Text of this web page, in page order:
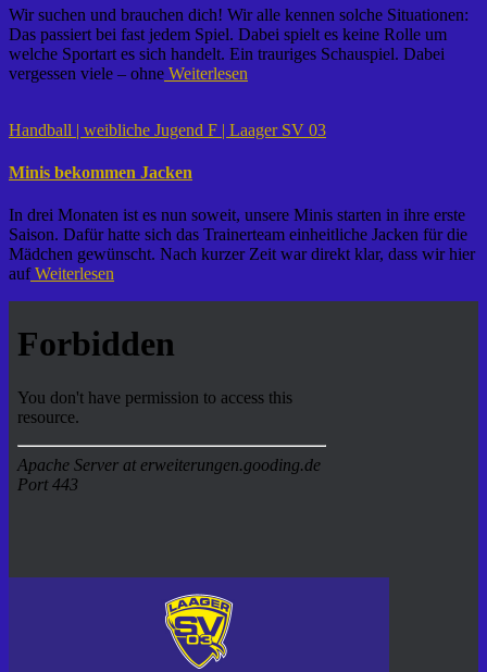
Wir suchen und brauchen dich! Wir alle kennen solche Situationen:
Das passiert bei fast jedem Spiel. Dabei spielt es keine Rolle um
welche Sportart es sich handelt. Ein trauriges Schauspiel. Dabei
vergessen viele – ohne Weiterlesen
Handball | weibliche Jugend F | Laager SV 03
Minis bekommen Jacken
In drei Monaten ist es nun soweit, unsere Minis starten in ihre erste
Saison. Dafür hatte sich das Trainerteam einheitliche Jacken für die
Mädchen gewünscht. Nach kurzer Zeit war direkt klar, dass wir hier
aufWeiterlesen